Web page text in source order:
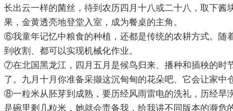
长出云一样的菌丝，待到农历四月十八或二十八，取下
果，金黄透亮地登堂入室，成为餐桌的主角。
⑥我童年记忆中粮食的种植，还都是传统的农耕方式。随
到收割、都可以实现机械化作业。
⑦在北国黑龙江，四月五月是候鸟归来、播种和插秧的时
了。九月十月你准备采撷这沉甸甸的花朵吧、它会让家中
⑧一粒米从胚芽到成熟，要历经风雨雷电的洗礼，历经旱
是碗里剩几粒米，她就会责备我，给我讲不同版本的濒